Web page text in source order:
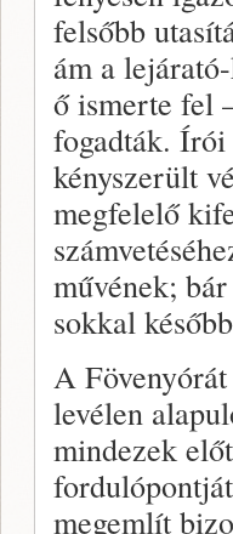
felsőbb
ám a
ő ismerte fel
fogadták.
kényszerült
megfelelő
művének;
sokkal
A
levélen
mindezek
megemlít